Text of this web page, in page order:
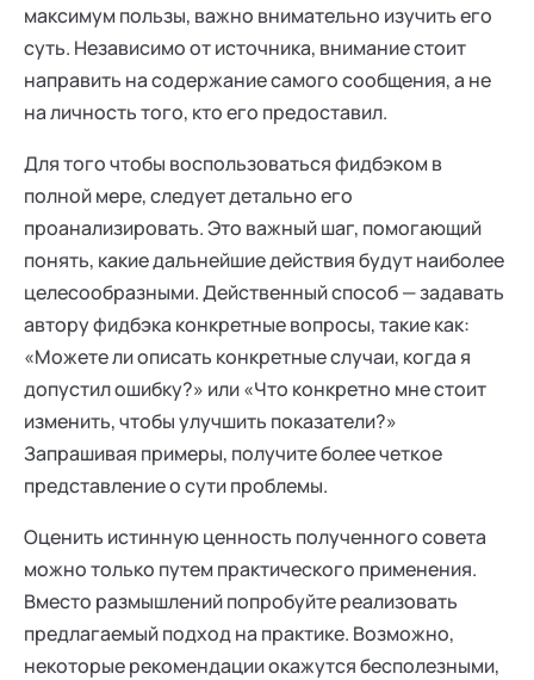
максимум пользы, важно внимательно изучить его
суть. Независимо от источника, внимание стоит
направить на содержание самого сообщения, а не
на личность того, кто его предоставил.
Для того чтобы воспользоваться фидбэком в
полной мере, следует детально его
проанализировать. Это важный шаг, помогающий
понять, какие дальнейшие действия будут наиболее
целесообразными. Действенный способ — задавать
автору фидбэка конкретные вопросы, такие как:
«Можете ли описать конкретные случаи, когда я
допустил ошибку?» или «Что конкретно мне стоит
изменить, чтобы улучшить показатели?»
Запрашивая примеры, получите более четкое
представление о сути проблемы.
Оценить истинную ценность полученного совета
можно только путем практического применения.
Вместо размышлений попробуйте реализовать
предлагаемый подход на практике. Возможно,
некоторые рекомендации окажутся бесполезными,